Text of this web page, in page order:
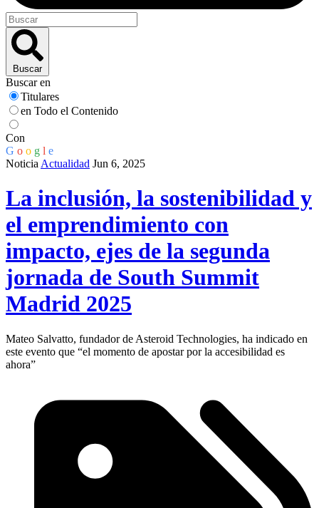
Buscar
Buscar en
Titulares
en Todo el Contenido
Con
G o o g l e
Noticia Actualidad Jun 6, 2025
La inclusión, la sostenibilidad y
el emprendimiento con
impacto, ejes de la segunda
jornada de South Summit
Madrid 2025
Mateo Salvatto, fundador de Asteroid Technologies, ha indicado en
este evento que “el momento de apostar por la accesibilidad es
ahora”